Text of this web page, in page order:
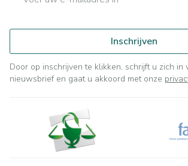
Inschrijven
Door op inschrijven te klikken, schrijft u zich in
nieuwsbrief en gaat u akkoord met onze